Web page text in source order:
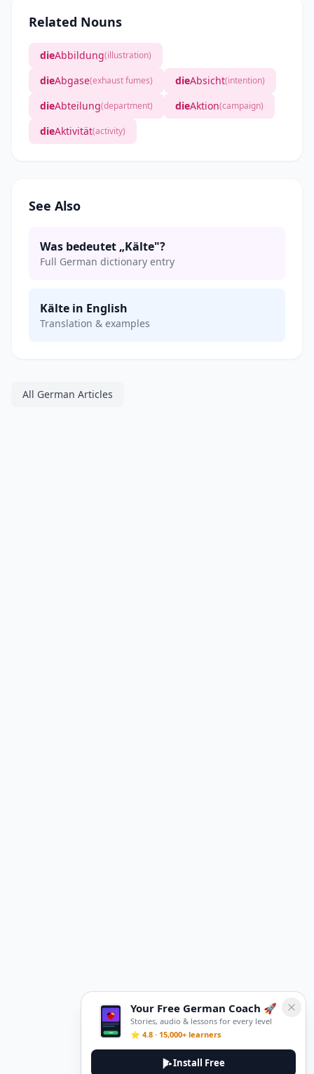
Related Nouns
dieAbbildung(illustration)
dieAbgase(exhaust fumes) dieAbsicht(intention)
dieAbteilung(department) dieAktion(campaign)
dieAktivität(activity)
See Also
Was bedeutet „Kälte"?
Full German dictionary entry
Kälte in English
Translation & examples
All German Articles
Your Free German Coach 🚀
Stories, audio & lessons for every level
⭐ 4.8 · 15,000+ learners
Install Free